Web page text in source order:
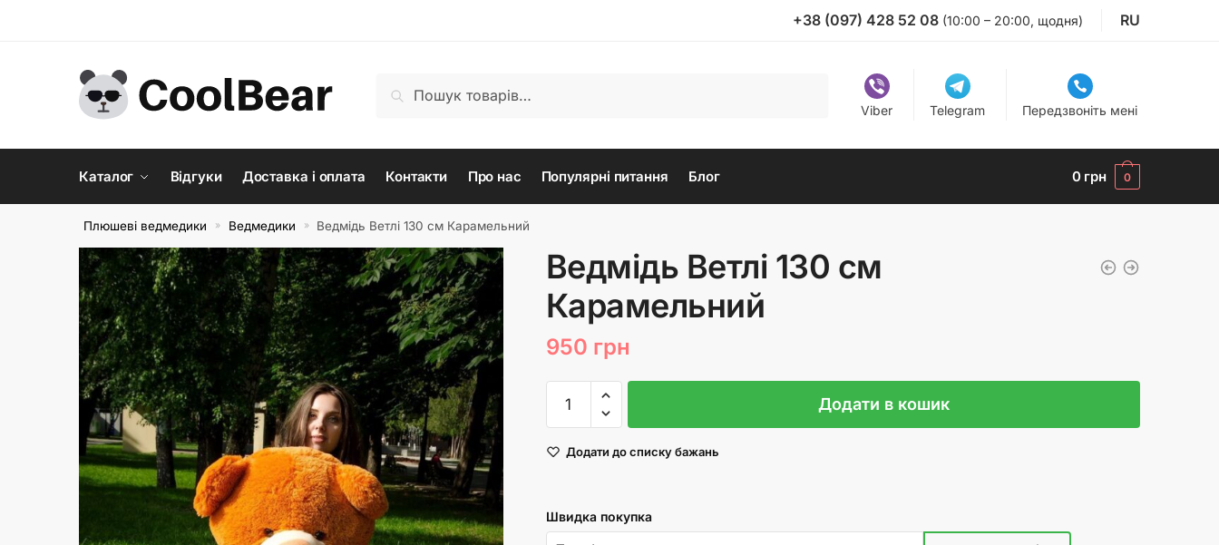
+38 (097) 428 52 08 (10:00 – 20:00, щодня) RU
Шукати
Viber Telegram Передзвоніть мені
Каталог Відгуки Доставка і оплата Контакти Про нас Популярні питання Блог 0 грн 0
Плюшеві ведмедики » Ведмедики » Ведмідь Ветлі 130 см Карамельний
Ведмідь Ветлі 130 см
Карамельний
950 грн
Ветлі
см
Додати в кошик
Додати до списку бажань
Швидка покупка